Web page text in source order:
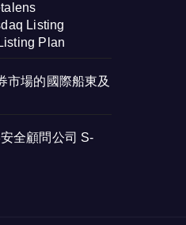
Listing
Plan
市場的國際船東及
全顧問公司 S-